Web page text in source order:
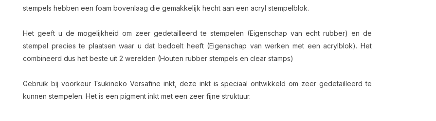
stempels hebben een foam bovenlaag die gemakkelijk hecht aan een acryl stempelblok.
Het geeft u de mogelijkheid om zeer gedetailleerd te stempelen (Eigenschap van echt rubber) en de
stempel precies te plaatsen waar u dat bedoelt heeft (Eigenschap van werken met een acrylblok). Het
combineerd dus het beste uit 2 werelden (Houten rubber stempels en clear stamps)
Gebruik bij voorkeur Tsukineko Versafine inkt, deze inkt is speciaal ontwikkeld om zeer gedetailleerd te
kunnen stempelen. Het is een pigment inkt met een zeer fijne struktuur.